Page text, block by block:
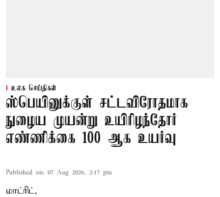
உலக செய்திகள்
ஸ்பெயினுக்குள் சட்டவிரோதமாக
நுழைய முயன்று உயிரிழந்தோர்
எண்ணிக்கை 100 ஆக உயர்வு
Published on: 07 Aug 2026, 2:17 pm
மாட்ரிட்,